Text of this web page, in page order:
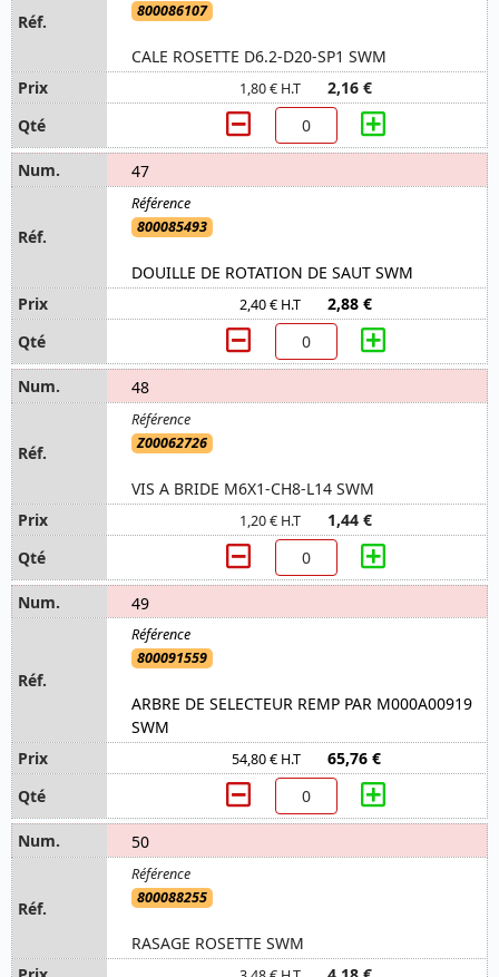
800086107
CALE ROSETTE D6.2-D20-SP1 SWM
1,80 € H.T 2,16 €
47
800085493
DOUILLE DE ROTATION DE SAUT SWM
2,40 € H.T 2,88 €
48
Z00062726
VIS A BRIDE M6X1-CH8-L14 SWM
1,20 € H.T 1,44 €
49
800091559
ARBRE DE SELECTEUR REMP PAR M000A00919
SWM
54,80 € H.T 65,76 €
50
800088255
RASAGE ROSETTE SWM